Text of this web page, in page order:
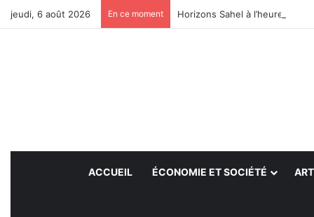
jeudi, 6 août 2026 En ce moment Horizons Sahel à l’heure du bilan
ACCUEIL ÉCONOMIE ET SOCIÉTÉ